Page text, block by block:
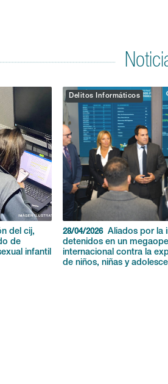
del cij,
de
infantil
Delitos Informáticos
28/04/2026
Aliados por la
detenidos en un
internacional contra la
de niños, niñas y